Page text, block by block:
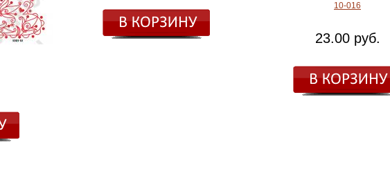
10-016
23.00 руб.